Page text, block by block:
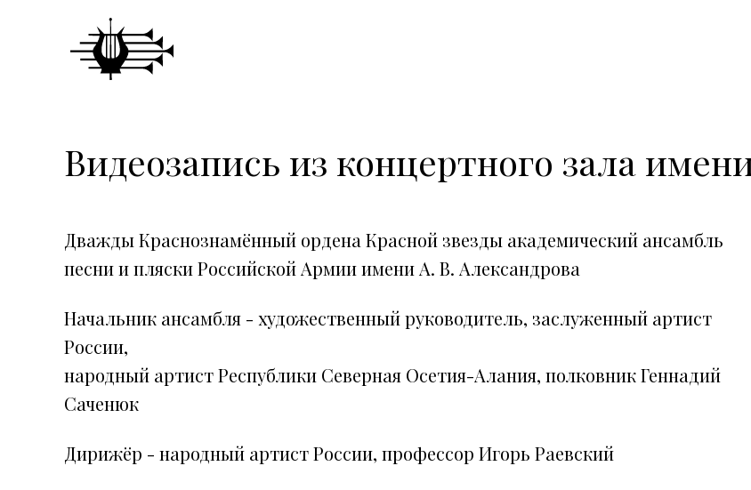
Видеозапись из концертного зала
Дважды Краснознамённый ордена Красной звезды академический ансамбль
песни и пляски Российской Армии имени А. В. Александрова
Начальник ансамбля - художественный руководитель, заслуженный артист
России,
народный артист Республики Северная Осетия-Алания, полковник Геннадий
Саченюк
Дирижёр - народный артист России, профессор Игорь Раевский